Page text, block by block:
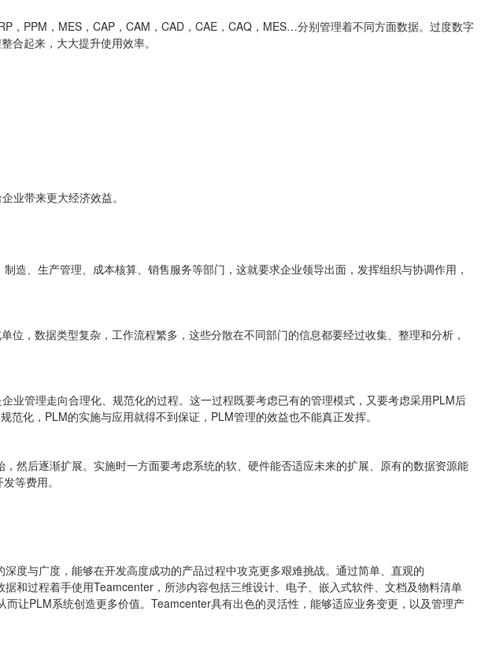
，PPM，MES，CAP，CAM，CAD，CAE，CAQ，MES…分别管理着不同方面数据。过度数字
合起来，大大提升使用效率。
业带来更大经济效益。
、生产管理、成本核算、销售服务等部门，这就要求企业领导出面，发挥组织与协调作用，
，数据类型复杂，工作流程繁多，这些分散在不同部门的信息都要经过收集、整理和分析，
管理走向合理化、规范化的过程。这一过程既要考虑已有的管理模式，又要考虑采用PLM后
化，PLM的实施与应用就得不到保证，PLM管理的效益也不能真正发挥。
然后逐渐扩展。实施时一方面要考虑系统的软、硬件能否适应未来的扩展、原有的数据资源能
等费用。
度与广度，能够在开发高度成功的产品过程中攻克更多艰难挑战。通过简单、直观的
和过程着手使用Teamcenter，所涉内容包括三维设计、电子、嵌入式软件、文档及物料清单
让PLM系统创造更多价值。Teamcenter具有出色的灵活性，能够适应业务变更，以及管理产